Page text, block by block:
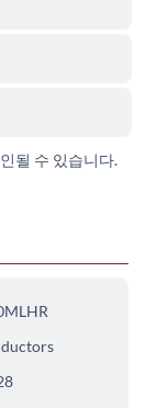
될 수 있습니다.